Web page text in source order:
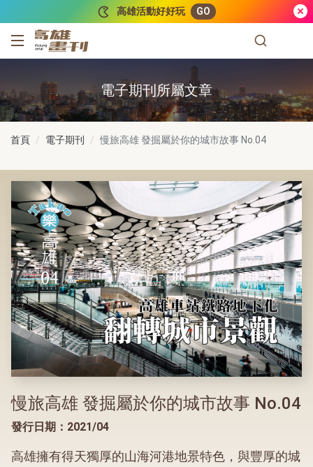
高雄活動好好玩 GO
高雄畫刊
電子期刊所屬文章
首頁 電子期刊 慢旅高雄 發掘屬於你的城市故事No.04
慢旅高雄 發掘屬於你的城市故事 No.04
發行日期：2021/04
高雄擁有得天獨厚的山海河港地景特色，與豐厚的城